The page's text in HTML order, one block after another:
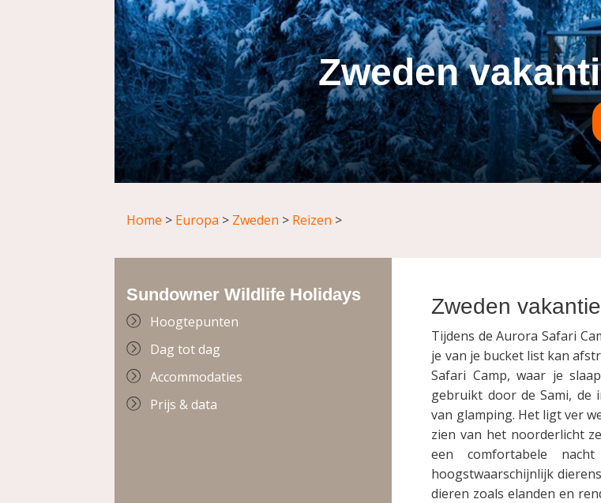
Zweden
Home > Europa > Zweden > Reizen >
Sundowner Wildlife Holidays
Hoogtepunten
Dag tot dag
Accommodaties
Prijs & data
Zweden
Tijdens de Aurora Safari
je van je bucket list kan
Safari Camp, waar je
gebruikt door de Sami, de
van glamping. Het ligt ver
zien van het noorderlicht
een comfortabele
hoogstwaarschijnlijk
dieren zoals elanden en